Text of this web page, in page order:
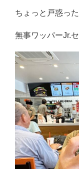
ちょっと戸惑っ
無事ワッパーJr.